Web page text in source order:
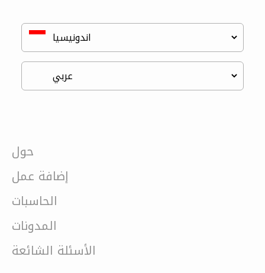
حول
إضافة عمل
الحاسبات
المدونات
الأسئلة الشائعة